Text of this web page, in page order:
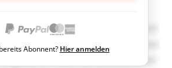
Abonnent? Hier anmelden